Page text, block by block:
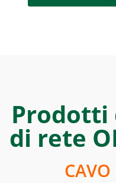
Prodotti
di rete
CAVO